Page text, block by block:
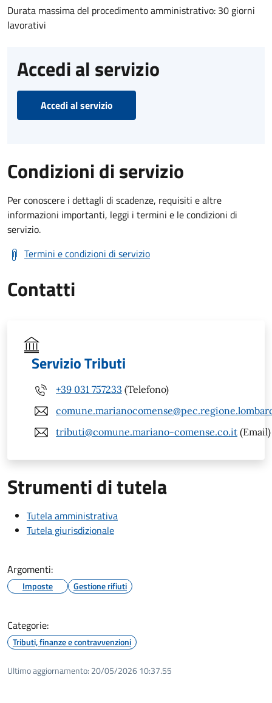
Durata massima del procedimento amministrativo: 30 giorni
lavorativi
Accedi al servizio
Accedi al servizio
Condizioni di servizio
Per conoscere i dettagli di scadenze, requisiti e altre
informazioni importanti, leggi i termini e le condizioni di
servizio.
Termini e condizioni di servizio
Contatti
Servizio Tributi
+39 031 757233 (Telefono)
tributi@comune.mariano-comense.co.it (Email)
Strumenti di tutela
Tutela amministrativa
Tutela giurisdizionale
Argomenti:
Imposte Gestione rifiuti
Categorie:
Tributi, finanze e contravvenzioni
Ultimo aggiornamento: 20/05/2026 10:37.55